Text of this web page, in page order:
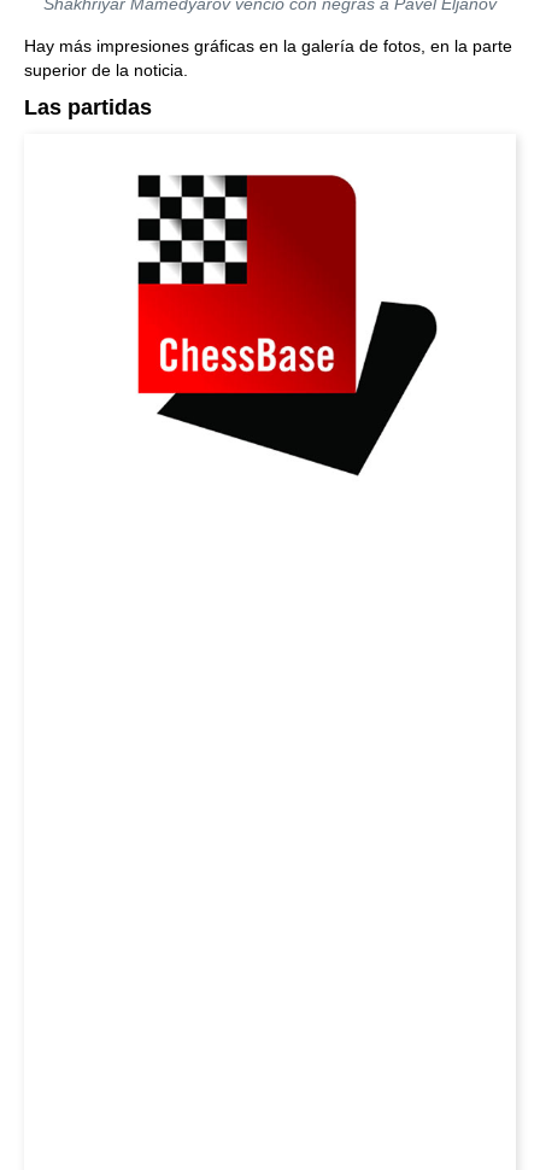
Hay más impresiones gráficas en la galería de fotos, en la parte
superior de la noticia.
Las partidas